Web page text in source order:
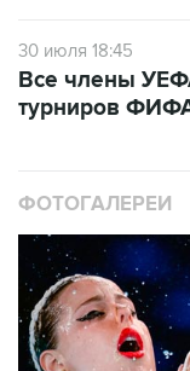
30 июля 18:45
Все члены
турниров
ФОТОГАЛЕРЕИ